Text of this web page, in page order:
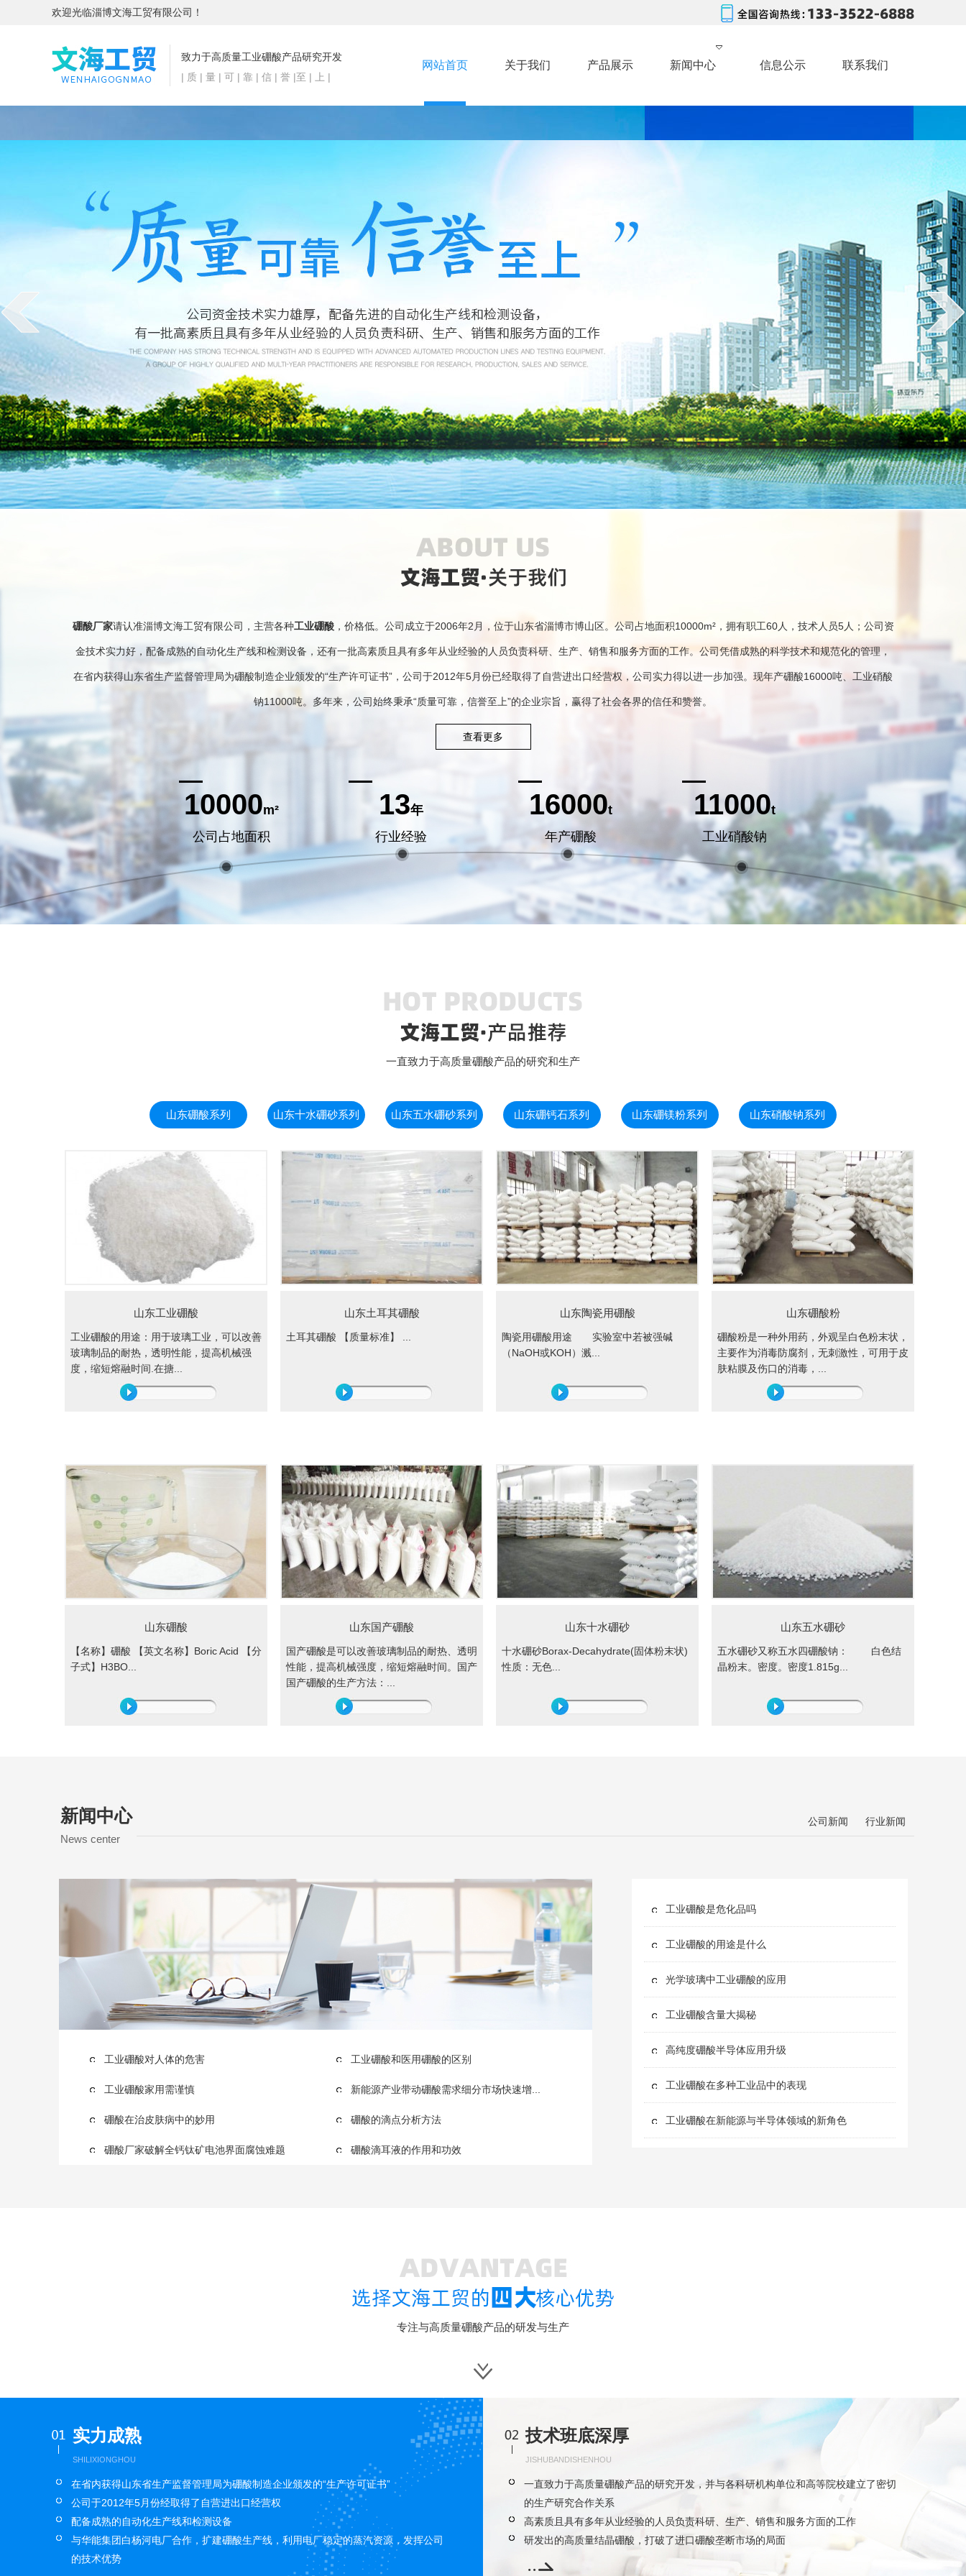
欢迎光临淄博文海工贸有限公司！
致力于高质量工业硼酸产品研究开发
| 质 | 量 | 可 | 靠 | 信 | 誉 |至 | 上 |
网站首页 关于我们 产品展示 新闻中心 信息公示 联系我们
硼酸厂家请认准淄博文海工贸有限公司，主营各种工业硼酸，价格低。公司成立于2006年2月，位于山东省淄博市博山区。公司占地面积10000m²，拥有职工60人，技术人员5人；公司资
金技术实力好，配备成熟的自动化生产线和检测设备，还有一批高素质且具有多年从业经验的人员负责科研、生产、销售和服务方面的工作。公司凭借成熟的科学技术和规范化的管理，
在省内获得山东省生产监督管理局为硼酸制造企业颁发的“生产许可证书”，公司于2012年5月份已经取得了自营进出口经营权，公司实力得以进一步加强。现年产硼酸16000吨、工业硝酸
钠11000吨。多年来，公司始终秉承“质量可靠，信誉至上”的企业宗旨，赢得了社会各界的信任和赞誉。
查看更多
10000m²
公司占地面积
13年
行业经验
16000t
年产硼酸
11000t
工业硝酸钠
一直致力于高质量硼酸产品的研究和生产
山东硼酸系列 山东十水硼砂系列 山东五水硼砂系列 山东硼钙石系列 山东硼镁粉系列 山东硝酸钠系列
山东工业硼酸
工业硼酸的用途：用于玻璃工业，可以改善
玻璃制品的耐热，透明性能，提高机械强
度，缩短熔融时间.在搪...
山东土耳其硼酸
土耳其硼酸 【质量标准】 ...
山东陶瓷用硼酸
陶瓷用硼酸用途 实验室中若被强碱
（NaOH或KOH）溅...
山东硼酸粉
硼酸粉是一种外用药，外观呈白色粉末状，
主要作为消毒防腐剂，无刺激性，可用于皮
肤粘膜及伤口的消毒，...
山东硼酸
【名称】硼酸 【英文名称】Boric Acid 【分
子式】H3BO...
山东国产硼酸
国产硼酸是可以改善玻璃制品的耐热、透明
性能，提高机械强度，缩短熔融时间。国产
国产硼酸的生产方法：...
山东十水硼砂
十水硼砂Borax-Decahydrate(固体粉末状)
性质：无色...
山东五水硼砂
五水硼砂又称五水四硼酸钠： 白色结
晶粉末。密度。密度1.815g...
新闻中心
News center
公司新闻 行业新闻
工业硼酸对人体的危害 工业硼酸和医用硼酸的区别
工业硼酸家用需谨慎 新能源产业带动硼酸需求细分市场快速增...
硼酸在治皮肤病中的妙用 硼酸的滴点分析方法
硼酸厂家破解全钙钛矿电池界面腐蚀难题 硼酸滴耳液的作用和功效
工业硼酸是危化品吗
工业硼酸的用途是什么
光学玻璃中工业硼酸的应用
工业硼酸含量大揭秘
高纯度硼酸半导体应用升级
工业硼酸在多种工业品中的表现
工业硼酸在新能源与半导体领域的新角色
专注与高质量硼酸产品的研发与生产
实力成熟
SHILIXIONGHOU
在省内获得山东省生产监督管理局为硼酸制造企业颁发的“生产许可证书”
公司于2012年5月份经取得了自营进出口经营权
配备成熟的自动化生产线和检测设备
与华能集团白杨河电厂合作，扩建硼酸生产线，利用电厂稳定的蒸汽资源，发挥公司
的技术优势
技术班底深厚
JISHUBANDISHENHOU
一直致力于高质量硼酸产品的研究开发，并与各科研机构单位和高等院校建立了密切
的生产研究合作关系
高素质且具有多年从业经验的人员负责科研、生产、销售和服务方面的工作
研发出的高质量结晶硼酸，打破了进口硼酸垄断市场的局面